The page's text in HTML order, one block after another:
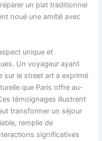
un plat traditionnel
noué une amitié avec
unique et
Un voyageur ayant
sur le street art a exprimé
que Paris offre au-
témoignages illustrent
transformer un séjour
remplie de
significatives